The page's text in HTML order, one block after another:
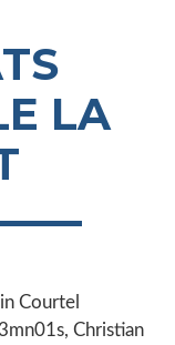
LA
Courtel
Christian